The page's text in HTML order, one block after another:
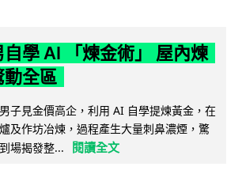
學 AI 「煉金術」 屋內煉
動全區
子見金價高企，利用 AI 自學提煉黃金，在
及作坊冶煉，過程產生大量刺鼻濃煙，驚
場揭發整...
閱讀全文